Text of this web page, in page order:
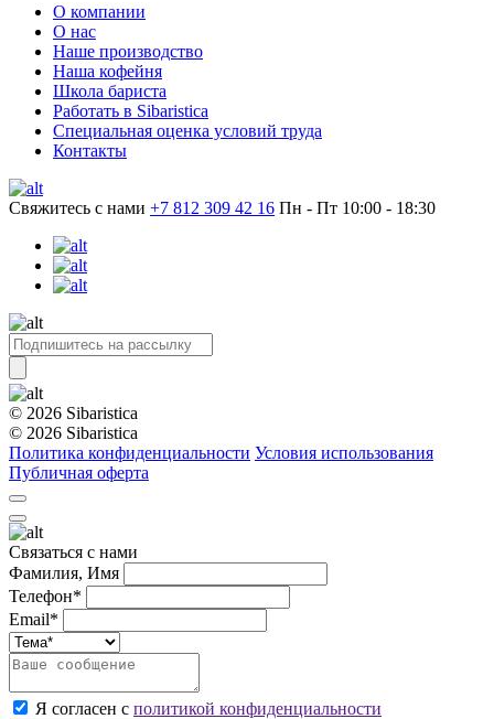
О компании
О нас
Наше производство
Наша кофейня
Школа бариста
Работать в Sibaristica
Специальная оценка условий труда
Контакты
Свяжитесь с нами +7 812 309 42 16 Пн - Пт 10:00 - 18:30
© 2026 Sibaristica
© 2026 Sibaristica
Политика конфиденциальности Условия использования
Публичная оферта
Связаться с нами
Фамилия, Имя
Телефон*
Email*
Я согласен с политикой конфиденциальности